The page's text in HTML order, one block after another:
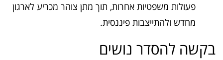
פעולות משפטיות אחרות, תוך מתן צוהר מכריע לארגון
מחדש ולהתייצבות פיננסית.
בקשה להסדר נושים